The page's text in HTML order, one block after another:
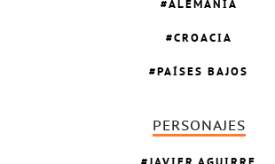
ALEMANIA
CROACIA
PAÍSES BAJOS
PERSONAJES